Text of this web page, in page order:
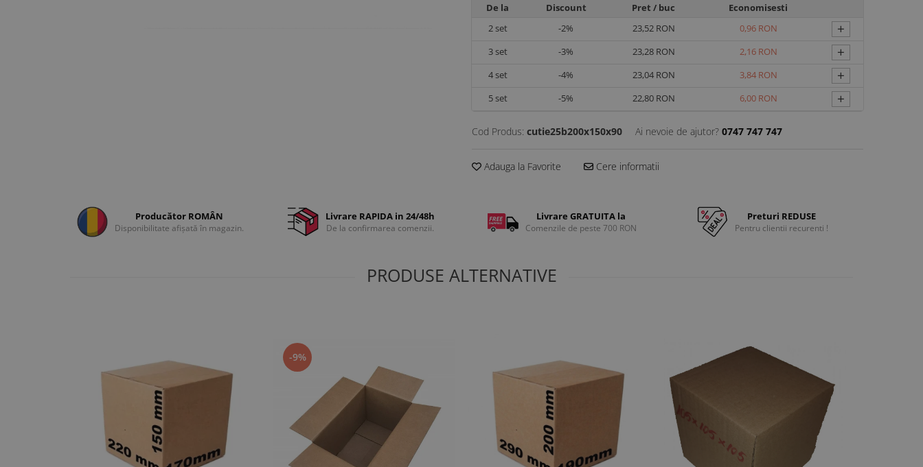
De la
Discount Pret / buc
Economisesti
2set -2% 23,52 RON 0,96 RON +
3set -3% 23,28 RON 2,16 RON +
4set -4% 23,04 RON 3,84 RON +
5set -5% 22,80 RON 6,00 RON +
Cod Produs: cutie25b200x150x90 Ai nevoie de ajutor? 0747 747 747
Adauga la Favorite Cere informatii
Producător ROMÂN
Disponibilitate afișată în magazin.
Livrare RAPIDA in 24/48h
De la confirmarea comenzii.
Livrare GRATUITA la
Comenzile de peste 700 RON
Preturi REDUSE
Pentru clientii recurenti !
PRODUSE ALTERNATIVE
-9%